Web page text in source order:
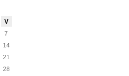
V
7
14
21
28